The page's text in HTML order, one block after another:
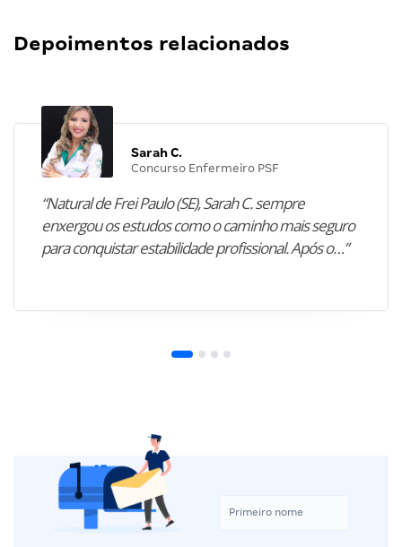
Depoimentos relacionados
Sarah C.
Concurso Enfermeiro PSF
“Natural de Frei Paulo (SE), Sarah C. sempre
enxergou os estudos como o caminho mais seguro
para conquistar estabilidade profissional. Após o…”